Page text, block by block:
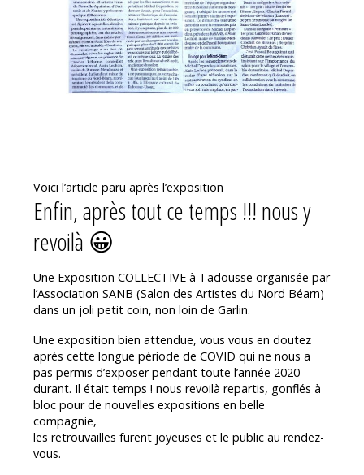
Voici l’article paru après l’exposition
Enfin, après tout ce temps !!! nous y
revoilà 😀
Une Exposition COLLECTIVE à Tadousse organisée par
l’Association SANB (Salon des Artistes du Nord Béarn)
dans un joli petit coin, non loin de Garlin.
Une exposition bien attendue, vous vous en doutez
après cette longue période de COVID qui ne nous a
pas permis d’exposer pendant toute l’année 2020
durant. Il était temps ! nous revoilà repartis, gonflés à
bloc pour de nouvelles expositions en belle
compagnie,
les retrouvailles furent joyeuses et le public au rendez-
vous.